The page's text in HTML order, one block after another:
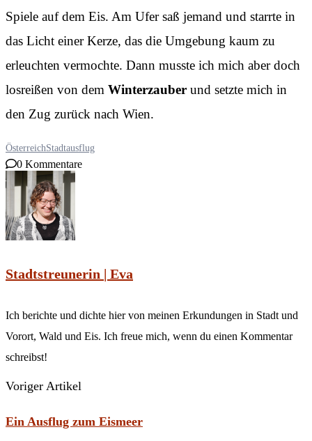
Spiele auf dem Eis. Am Ufer saß jemand und starrte in
das Licht einer Kerze, das die Umgebung kaum zu
erleuchten vermochte. Dann musste ich mich aber doch
losreißen von dem Winterzauber und setzte mich in
den Zug zurück nach Wien.
ÖsterreichStadtausflug
0 Kommentare
Stadtstreunerin | Eva
Ich berichte und dichte hier von meinen Erkundungen in Stadt und
Vorort, Wald und Eis. Ich freue mich, wenn du einen Kommentar
schreibst!
Voriger Artikel
Ein Ausflug zum Eismeer